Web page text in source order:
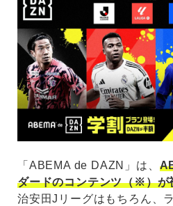
「ABEMA de DAZN」は、
ダードのコンテンツ（※）が
治安田Jリーグはもちろん、